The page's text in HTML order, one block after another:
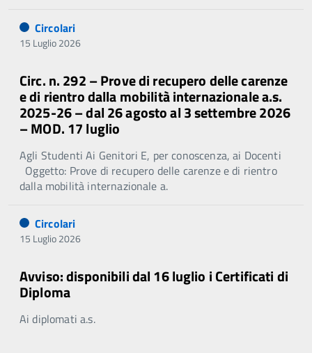
Circolari
15 Luglio 2026
Circ. n. 292 – Prove di recupero delle carenze
e di rientro dalla mobilità internazionale a.s.
2025-26 – dal 26 agosto al 3 settembre 2026
– MOD. 17 luglio
Agli Studenti Ai Genitori E, per conoscenza, ai Docenti
Oggetto: Prove di recupero delle carenze e di rientro
dalla mobilità internazionale a.
Circolari
15 Luglio 2026
Avviso: disponibili dal 16 luglio i Certificati di
Diploma
Ai diplomati a.s.